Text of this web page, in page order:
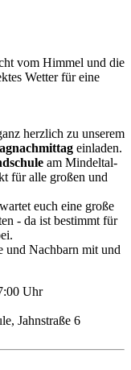
vom Himmel und die
Wetter für eine
herzlich zu unserem
einladen.
am Mindeltal-
für alle großen und
euch eine große
- da ist bestimmt für
und Nachbarn mit und
Uhr
Jahnstraße 6